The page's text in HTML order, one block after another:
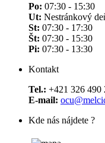
Po: 07:30 - 15:30
Ut: Nestránkový
St: 07:30 - 17:30
Št: 07:30 - 15:30
Pi: 07:30 - 13:30
Kontakt
Tel.: +421 326 490
E-mail:
Kde nás nájdete ?